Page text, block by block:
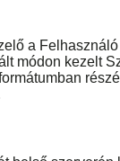
a
módon kezelt